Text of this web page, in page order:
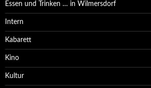
Essen und Trinken … in Wilmersdorf
Intern
Kabarett
Kino
Kultur